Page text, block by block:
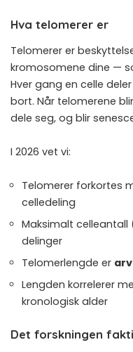
Hva telomerer er
Telomerer er
kromosomene dine —
Hver gang en celle
bort. Når telomerene
dele seg, og blir
I 2026 vet vi:
Telomerer forkortes
celledeling
Maksimalt
delinger
Telomerlengde er
Lengden korrelerer
kronologisk alder
Det forskningen